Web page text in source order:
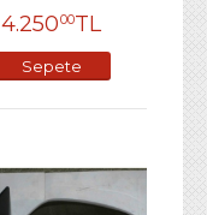
4.25000TL
Sepete